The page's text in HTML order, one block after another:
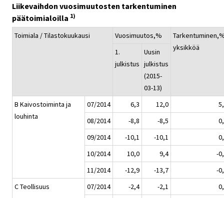
Liikevaihdon vuosimuutosten tarkentuminen
päätoimialoilla 1)
Toimiala / Tilastokuukausi Vuosimuutos,%
yksikköä
1.
julkistus
Uusin
julkistus
(2015-
03-13)
B Kaivostoiminta ja
louhinta
07/2014 6,3 12,0
08/2014
-8,8 -8,5
09/2014
-10,1 -10,1
10/2014
10,0 9,4
-
11/2014
-12,9 -13,7
-
C Teollisuus
07/2014 -2,4 -2,1